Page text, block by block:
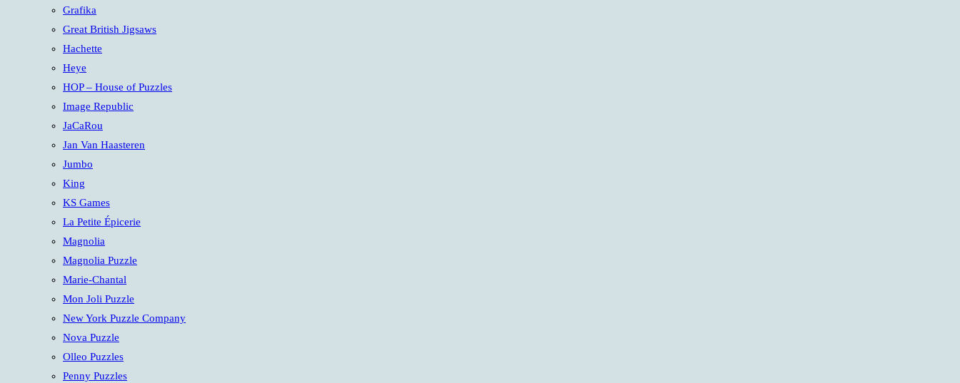
Grafika
Great British Jigsaws
Hachette
Heye
HOP – House of Puzzles
Image Republic
JaCaRou
Jan Van Haasteren
Jumbo
King
KS Games
La Petite Épicerie
Magnolia
Magnolia Puzzle
Marie-Chantal
Mon Joli Puzzle
New York Puzzle Company
Nova Puzzle
Olleo Puzzles
Penny Puzzles